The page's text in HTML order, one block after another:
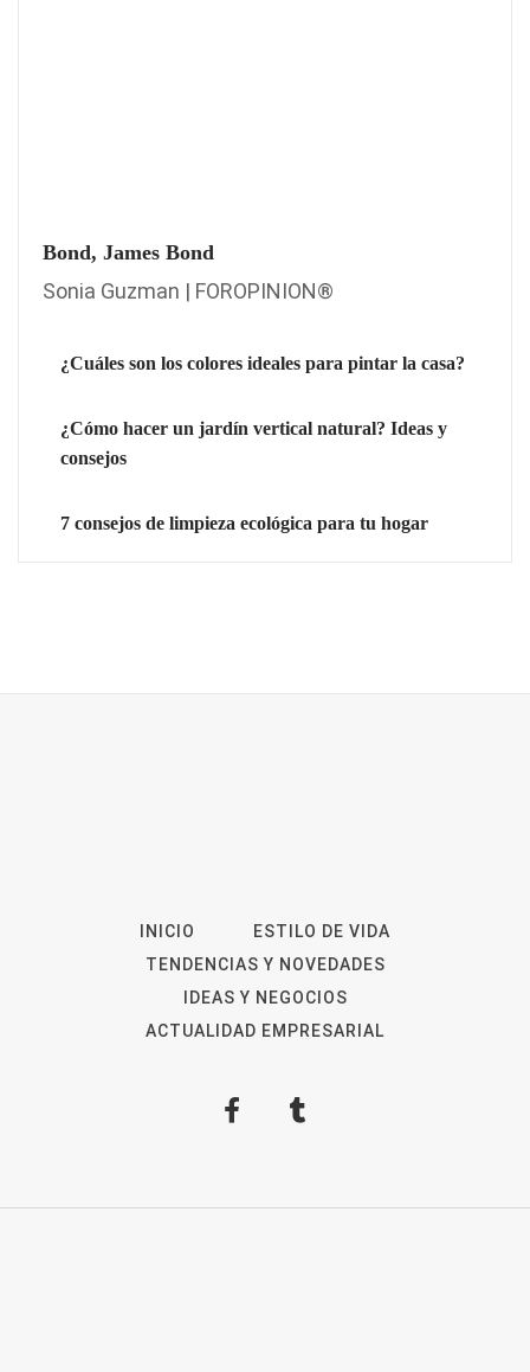
Bond, James Bond
Sonia Guzman | FOROPINION®
¿Cuáles son los colores ideales para pintar la casa?
¿Cómo hacer un jardín vertical natural? Ideas y
consejos
7 consejos de limpieza ecológica para tu hogar
INICIO
ESTILO DE VIDA
TENDENCIAS Y NOVEDADES
IDEAS Y NEGOCIOS
ACTUALIDAD EMPRESARIAL